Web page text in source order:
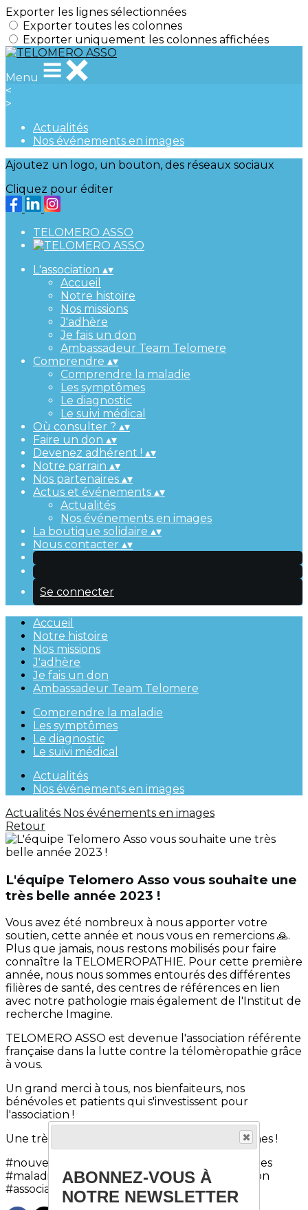
Exporter les lignes sélectionnées
Exporter toutes les colonnes
Exporter uniquement les colonnes affichées
Menu
<
>
Actualités
Nos événements en images
Ajoutez un logo, un bouton, des réseaux sociaux
Cliquez pour éditer
TELOMERO ASSO
L'association ▴▾
Accueil
Notre histoire
Nos missions
J'adhère
Je fais un don
Ambassadeur Team Telomere
Comprendre ▴▾
Comprendre la maladie
Les symptômes
Le diagnostic
Le suivi médical
Où consulter ? ▴▾
Faire un don ▴▾
Devenez adhérent ! ▴▾
Notre parrain ▴▾
Nos partenaires ▴▾
Actus et événements ▴▾
Actualités
Nos événements en images
La boutique solidaire ▴▾
Nous contacter ▴▾
Se connecter
Accueil
Notre histoire
Nos missions
J'adhère
Je fais un don
Ambassadeur Team Telomere
Comprendre la maladie
Les symptômes
Le diagnostic
Le suivi médical
Actualités
Nos événements en images
Actualités Nos événements en images
Retour
L'équipe Telomero Asso vous souhaite une
très belle année 2023 !
Vous avez été nombreux à nous apporter votre
soutien, cette année et nous vous en remercions 🙏.
Plus que jamais, nous restons mobilisés pour faire
connaître la TELOMEROPATHIE. Pour cette première
année, nous nous sommes entourés des différentes
filières de santé, des centres de références en lien
avec notre pathologie mais également de l'Institut de
recherche Imagine.
TELOMERO ASSO est devenue l'association référente
française dans la lutte contre la télomèropathie grâce
à vous.
Un grand merci à tous, nos bienfaiteurs, nos
bénévoles et patients qui s'investissent pour
l'association !
Une très belle année 2023 à vous et vos proches !
#nouvelleannée #voeux #voeux #maladiesrares
#maladieinvisible #téloméropathies #association
#associations #association
ABONNEZ-VOUS À
NOTRE NEWSLETTER